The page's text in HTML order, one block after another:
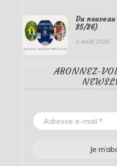
Du
25/26)
2 août 2026
ABONNEZ-